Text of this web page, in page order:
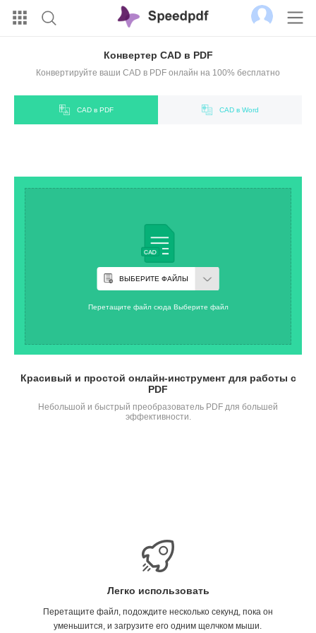
Конвертер CAD в PDF
Конвертируйте ваши CAD в PDF онлайн на 100% бесплатно
CAD в PDF CAD в Word
ВЫБЕРИТЕ ФАЙЛЫ
Перетащите файл сюда Выберите файл
Красивый и простой онлайн-инструмент для работы с
PDF
Небольшой и быстрый преобразователь PDF для большей
эффективности.
Легко использовать
Перетащите файл, подождите несколько секунд, пока он
уменьшится, и загрузите его одним щелчком мыши.